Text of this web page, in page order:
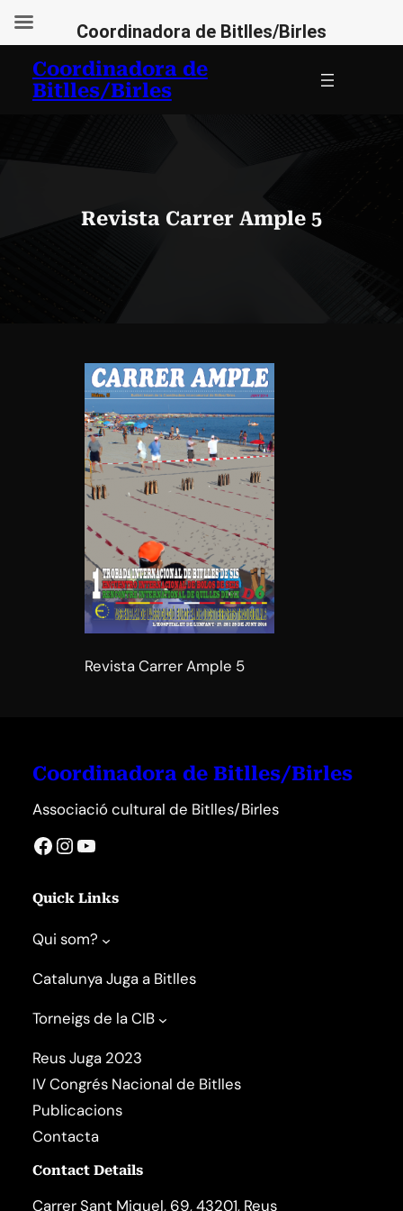
contingut
Coordinadora de
Bitlles/Birles
Revista Carrer Ample 5
Revista Carrer Ample 5
Coordinadora de Bitlles/Birles
Associació cultural de Bitlles/Birles
Facebook InstagramYouTube
Quick Links
Qui som?
Catalunya Juga a Bitlles
Torneigs de la CIB
Reus Juga 2023
IV Congrés Nacional de Bitlles
Publicacions
Contacta
Contact Details
Carrer Sant Miquel, 69, 43201, Reus
Coordinadora de Bitlles/Birles